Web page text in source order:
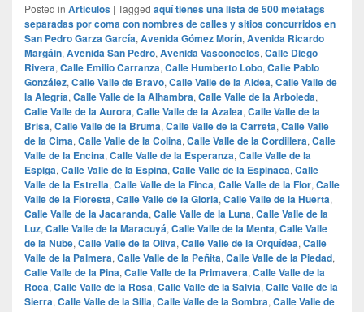
Posted in Articulos | Tagged aquí tienes una lista de 500 metatags
separadas por coma con nombres de calles y sitios concurridos en
San Pedro Garza García, Avenida Gómez Morín, Avenida Ricardo
Margáin, Avenida San Pedro, Avenida Vasconcelos, Calle Diego
Rivera, Calle Emilio Carranza, Calle Humberto Lobo, Calle Pablo
González, Calle Valle de Bravo, Calle Valle de la Aldea, Calle Valle de
la Alegría, Calle Valle de la Alhambra, Calle Valle de la Arboleda,
Calle Valle de la Aurora, Calle Valle de la Azalea, Calle Valle de la
Brisa, Calle Valle de la Bruma, Calle Valle de la Carreta, Calle Valle
de la Cima, Calle Valle de la Colina, Calle Valle de la Cordillera, Calle
Valle de la Encina, Calle Valle de la Esperanza, Calle Valle de la
Espiga, Calle Valle de la Espina, Calle Valle de la Espinaca, Calle
Valle de la Estrella, Calle Valle de la Finca, Calle Valle de la Flor, Calle
Valle de la Floresta, Calle Valle de la Gloria, Calle Valle de la Huerta,
Calle Valle de la Jacaranda, Calle Valle de la Luna, Calle Valle de la
Luz, Calle Valle de la Maracuyá, Calle Valle de la Menta, Calle Valle
de la Nube, Calle Valle de la Oliva, Calle Valle de la Orquídea, Calle
Valle de la Palmera, Calle Valle de la Peñita, Calle Valle de la Piedad,
Calle Valle de la Pina, Calle Valle de la Primavera, Calle Valle de la
Roca, Calle Valle de la Rosa, Calle Valle de la Salvia, Calle Valle de la
Sierra, Calle Valle de la Silla, Calle Valle de la Sombra, Calle Valle de